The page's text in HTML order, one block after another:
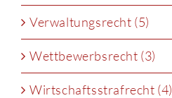
Verwaltungsrecht (5)
Wettbewerbsrecht (3)
Wirtschaftsstrafrecht (4)